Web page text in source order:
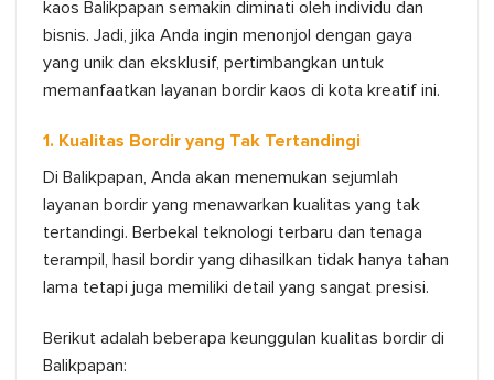
kaos Balikpapan semakin diminati oleh individu dan
bisnis. Jadi, jika Anda ingin menonjol dengan gaya
yang unik dan eksklusif, pertimbangkan untuk
memanfaatkan layanan bordir kaos di kota kreatif ini.
1. Kualitas Bordir yang Tak Tertandingi
Di Balikpapan, Anda akan menemukan sejumlah
layanan bordir yang menawarkan kualitas yang tak
tertandingi. Berbekal teknologi terbaru dan tenaga
terampil, hasil bordir yang dihasilkan tidak hanya tahan
lama tetapi juga memiliki detail yang sangat presisi.
Berikut adalah beberapa keunggulan kualitas bordir di
Balikpapan: